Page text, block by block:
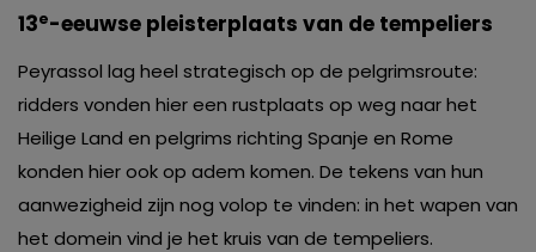
13e-eeuwse pleisterplaats van de tempeliers
Peyrassol lag heel strategisch op de pelgrimsroute:
ridders vonden hier een rustplaats op weg naar het
Heilige Land en pelgrims richting Spanje en Rome
konden hier ook op adem komen. De tekens van hun
aanwezigheid zijn nog volop te vinden: in het wapen van
het domein vind je het kruis van de te­mpeliers.